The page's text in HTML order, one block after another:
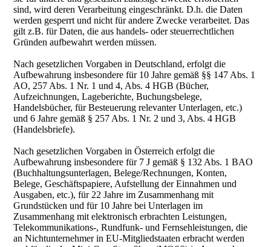
sind, wird deren Verarbeitung eingeschränkt. D.h. die Daten
werden gesperrt und nicht für andere Zwecke verarbeitet. Das
gilt z.B. für Daten, die aus handels- oder steuerrechtlichen
Gründen aufbewahrt werden müssen.
Nach gesetzlichen Vorgaben in Deutschland, erfolgt die
Aufbewahrung insbesondere für 10 Jahre gemäß §§ 147 Abs. 1
AO, 257 Abs. 1 Nr. 1 und 4, Abs. 4 HGB (Bücher,
Aufzeichnungen, Lageberichte, Buchungsbelege,
Handelsbücher, für Besteuerung relevanter Unterlagen, etc.)
und 6 Jahre gemäß § 257 Abs. 1 Nr. 2 und 3, Abs. 4 HGB
(Handelsbriefe).
Nach gesetzlichen Vorgaben in Österreich erfolgt die
Aufbewahrung insbesondere für 7 J gemäß § 132 Abs. 1 BAO
(Buchhaltungsunterlagen, Belege/Rechnungen, Konten,
Belege, Geschäftspapiere, Aufstellung der Einnahmen und
Ausgaben, etc.), für 22 Jahre im Zusammenhang mit
Grundstücken und für 10 Jahre bei Unterlagen im
Zusammenhang mit elektronisch erbrachten Leistungen,
Telekommunikations-, Rundfunk- und Fernsehleistungen, die
an Nichtunternehmer in EU-Mitgliedstaaten erbracht werden